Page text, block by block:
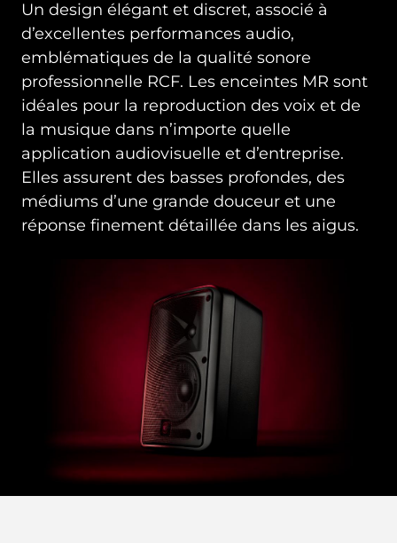
Un design élégant et discret, associé à
d’excellentes performances audio,
emblématiques de la qualité sonore
professionnelle RCF. Les enceintes MR sont
idéales pour la reproduction des voix et de
la musique dans n’importe quelle
application audiovisuelle et d’entreprise.
Elles assurent des basses profondes, des
médiums d’une grande douceur et une
réponse finement détaillée dans les aigus.